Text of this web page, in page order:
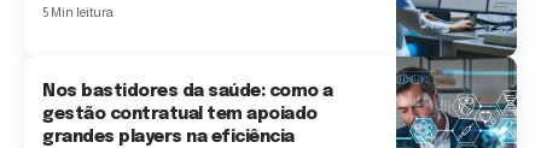
5 Min leitura
Nos bastidores da saúde: como a
gestão contratual tem apoiado
grandes players na eficiência